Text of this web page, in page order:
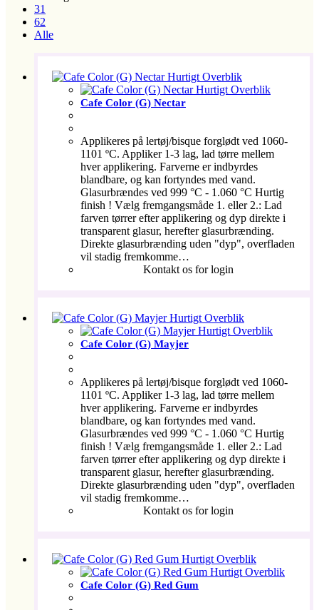
31
62
Alle
Hurtigt Overblik
Hurtigt Overblik
Cafe Color (G) Nectar
Applikeres på lertøj/bisque forglødt ved 1060-
1101 ºC. Appliker 1-3 lag, lad tørre mellem
hver applikering. Farverne er indbyrdes
blandbare, og kan fortyndes med vand.
Glasurbrændes ved 999 °C - 1.060 °C Hurtig
finish ! Vælg fremgangsmåde 1. eller 2.: Lad
farven tørrer efter applikering og dyp direkte i
transparent glasur, herefter glasurbrænding.
Direkte glasurbrænding uden "dyp", overfladen
vil stadig fremkomme…
Kontakt os for login
Hurtigt Overblik
Hurtigt Overblik
Cafe Color (G) Mayjer
Applikeres på lertøj/bisque forglødt ved 1060-
1101 ºC. Appliker 1-3 lag, lad tørre mellem
hver applikering. Farverne er indbyrdes
blandbare, og kan fortyndes med vand.
Glasurbrændes ved 999 °C - 1.060 °C Hurtig
finish ! Vælg fremgangsmåde 1. eller 2.: Lad
farven tørrer efter applikering og dyp direkte i
transparent glasur, herefter glasurbrænding.
Direkte glasurbrænding uden "dyp", overfladen
vil stadig fremkomme…
Kontakt os for login
Hurtigt Overblik
Hurtigt Overblik
Cafe Color (G) Red Gum